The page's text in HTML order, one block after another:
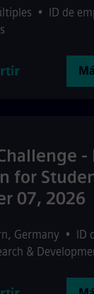
• ID de
for
07, 2026
, Germany • ID
&